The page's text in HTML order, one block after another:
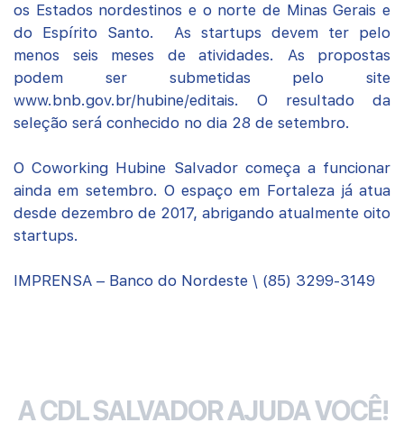
os Estados nordestinos e o norte de Minas Gerais e
do Espírito Santo. As startups devem ter pelo
menos seis meses de atividades. As propostas
podem ser submetidas pelo site
www.bnb.gov.br/hubine/editais. O resultado da
seleção será conhecido no dia 28 de setembro.
O Coworking Hubine Salvador começa a funcionar
ainda em setembro. O espaço em Fortaleza já atua
desde dezembro de 2017, abrigando atualmente oito
startups.
IMPRENSA – Banco do Nordeste \ (85) 3299-3149
A CDL SALVADOR AJUDA VOCÊ!